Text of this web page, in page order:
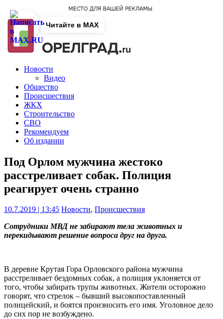
Новости
Видео
Общество
Происшествия
ЖКХ
Строительство
СВО
Рекомендуем
Об издании
Под Орлом мужчина жестоко
расстреливает собак. Полиция
реагирует очень странно
10.7.2019 | 13:45 Новости, Происшествия
Сотрудники МВД не забирают тела животных и
перекидывают решение вопроса друг на друга.
В деревне Крутая Гора Орловского района мужчина
расстреливает бездомных собак, а полиция уклоняется от
того, чтобы забирать трупы животных. Жители осторожно
говорят, что стрелок – бывший высокопоставленный
полицейский, и боятся произносить его имя. Уголовное дело
до сих пор не возбуждено.
Читайте в MAX